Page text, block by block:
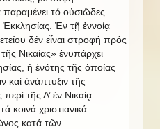
τό οὐσιῶδες
Ἐν τῇ ἐννοίᾳ
δέν εἶναι στροφή πρός
Νικαίας» ἐνυπάρχει
ἡ ἑνότης τῆς ὁποίας
καί ἀνάπτυξιν τῆς
τῆς Α’ ἐν Νικαίᾳ
κοινά χριστιανικά
κατά τῶν